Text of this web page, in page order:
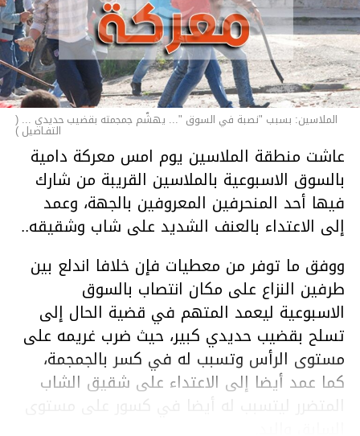
الملاسين: بسبب "نصبة في السوق "... يهشّم جمجمته بقضيب حديدي ... (
التفـاصيل )
عاشت منطقة الملاسين يوم امس معركة دامية
بالسوق الاسبوعية بالملاسين القريبة من شارك
فيها أحد المنحرفين المعروفين بالجهة، وعمد
إلى الاعتداء بالعنف الشديد على شاب وشقيقه..
ووفق ما توفر من معطيات فإن خلافا اندلع بين
طرفين النزاع على مكان انتصاب بالسوق
الاسبوعية ليعمد المتهم في قضية الحال إلى
تسلح بقضيب حديدي كبير، حيث ضرب غريمه على
مستوى الرأس وتسبب له في كسر بالجمجمة،
كما عمد أيضا إلى الاعتداء على شقيق الشاب
المتضرر ليتسبب له أيضا في كسور على مستوى